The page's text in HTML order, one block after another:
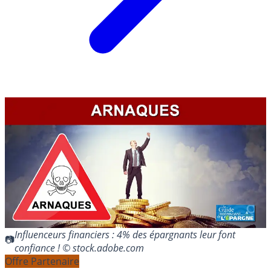
Influenceurs financiers : 4% des épargnants leur font
confiance ! © stock.adobe.com
Offre Partenaire